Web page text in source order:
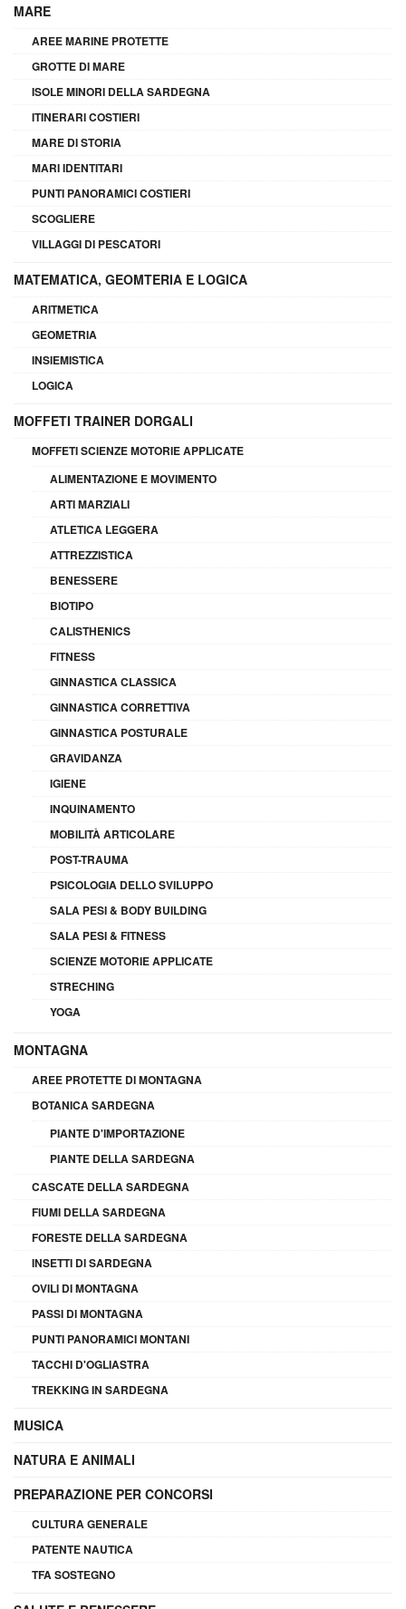
MARE
AREE MARINE PROTETTE
GROTTE DI MARE
ISOLE MINORI DELLA SARDEGNA
ITINERARI COSTIERI
MARE DI STORIA
MARI IDENTITARI
PUNTI PANORAMICI COSTIERI
SCOGLIERE
VILLAGGI DI PESCATORI
MATEMATICA, GEOMTERIA E LOGICA
ARITMETICA
GEOMETRIA
INSIEMISTICA
LOGICA
MOFFETI TRAINER DORGALI
MOFFETI SCIENZE MOTORIE APPLICATE
ALIMENTAZIONE E MOVIMENTO
ARTI MARZIALI
ATLETICA LEGGERA
ATTREZZISTICA
BENESSERE
BIOTIPO
CALISTHENICS
FITNESS
GINNASTICA CLASSICA
GINNASTICA CORRETTIVA
GINNASTICA POSTURALE
GRAVIDANZA
IGIENE
INQUINAMENTO
MOBILITÀ ARTICOLARE
POST-TRAUMA
PSICOLOGIA DELLO SVILUPPO
SALA PESI & BODY BUILDING
SALA PESI & FITNESS
SCIENZE MOTORIE APPLICATE
STRECHING
YOGA
MONTAGNA
AREE PROTETTE DI MONTAGNA
BOTANICA SARDEGNA
PIANTE D'IMPORTAZIONE
PIANTE DELLA SARDEGNA
CASCATE DELLA SARDEGNA
FIUMI DELLA SARDEGNA
FORESTE DELLA SARDEGNA
INSETTI DI SARDEGNA
OVILI DI MONTAGNA
PASSI DI MONTAGNA
PUNTI PANORAMICI MONTANI
TACCHI D'OGLIASTRA
TREKKING IN SARDEGNA
MUSICA
NATURA E ANIMALI
PREPARAZIONE PER CONCORSI
CULTURA GENERALE
PATENTE NAUTICA
TFA SOSTEGNO